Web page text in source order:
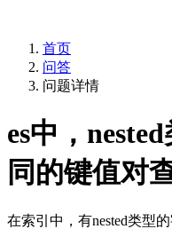
首页
问答
问题详情
es中，
同的键值对
在索引中，有nested类型